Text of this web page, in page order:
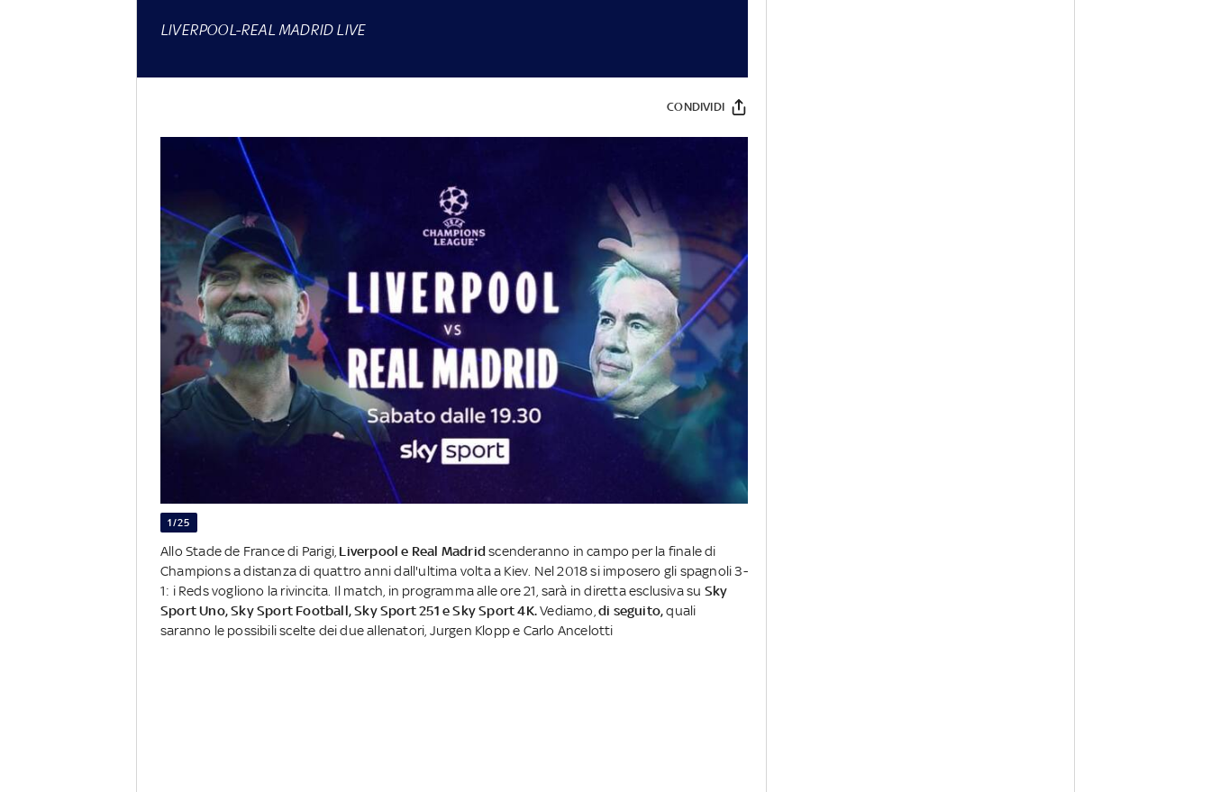
LIVERPOOL-REAL MADRID LIVE
CONDIVIDI
1/25
Allo Stade de France di Parigi, Liverpool e Real Madridscenderanno in campo per la finale di
Champions a distanza di quattro anni dall'ultima volta a Kiev. Nel 2018 si imposero gli spagnoli 3-
1: i Reds vogliono la rivincita. Il match, in programma alle ore 21, sarà in diretta esclusiva su Sky
Sport Uno, Sky Sport Football, Sky Sport 251 e Sky Sport 4K.Vediamo, di seguito,quali
saranno le possibili scelte dei due allenatori, Jurgen Klopp e Carlo Ancelotti